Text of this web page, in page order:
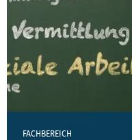
FACHBEREICH